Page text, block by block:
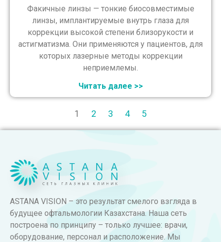
Факичные линзы — тонкие биосовместимые
линзы, имплантируемые внутрь глаза для
коррекции высокой степени близорукости и
астигматизма. Они применяются у пациентов, для
которых лазерные методы коррекции
неприемлемы.
Читать далее >>
1 2 3 4 5
ASTANA VISION – это результат смелого взгляда в
будущее офтальмологии Казахстана. Наша сеть
построена по принципу – только лучшее: врачи,
оборудование, персонал и расположение. Мы